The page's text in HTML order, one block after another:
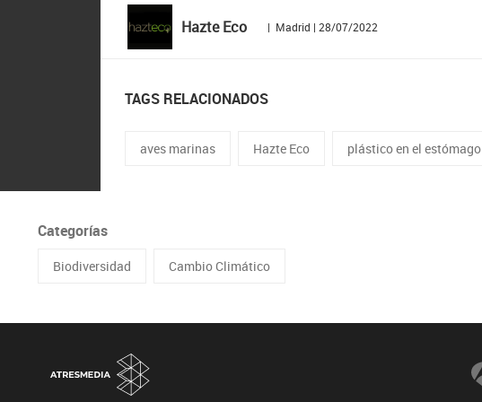
Hazte Eco | Madrid | 28/07/2022
TAGS RELACIONADOS
aves marinas Hazte Eco plástico en el estómago
Categorías
Biodiversidad Cambio Climático